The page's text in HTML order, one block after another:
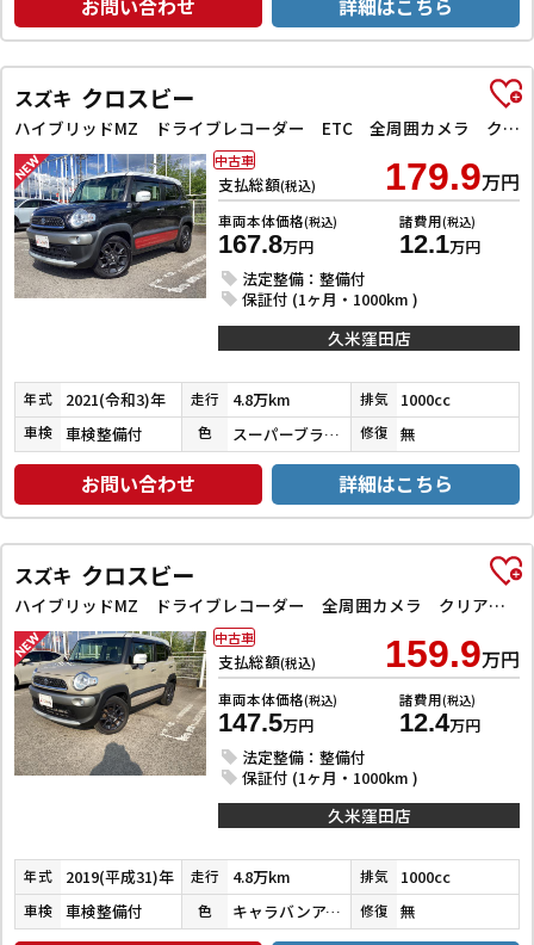
お問い合わせ 詳細はこちら
スズキ クロスビー
ハイブリッドMZ ドライブレコーダー ETC 全周囲カメラ クリアランスソナー オートクルーズコントロール レーンアシスト 衝突被害軽減システム ナビ TV オートライト LEDヘッドランプ アルミホイール
支払総額(税込) 179.9万円
車両本体価格(税込)
167.8万円
諸費用(税込)
12.1万円
法定整備：整備付
保証付 (1ヶ月・1000km )
中古車
久米窪田店
年式 2021(令和3)年 走行 4.8万km 排気 1000cc
車検 車検整備付 色 スーパーブラックＰ／ピュアホワイトＰ／バーニングレッドパール 修復 無
お問い合わせ 詳細はこちら
スズキ クロスビー
ハイブリッドMZ ドライブレコーダー 全周囲カメラ クリアランスソナー オートクルーズコントロール 衝突被害軽減システム ナビ TV LEDヘッドランプ アルミホイール スマートキー 電動格納ミラー シートヒーター
支払総額(税込) 159.9万円
車両本体価格(税込)
147.5万円
諸費用(税込)
12.4万円
法定整備：整備付
保証付 (1ヶ月・1000km )
中古車
久米窪田店
年式 2019(平成31)年 走行 4.8万km 排気 1000cc
車検 車検整備付 色 キャラバンアイボリーパールメタリック／ピュアホワイトパール 修復 無